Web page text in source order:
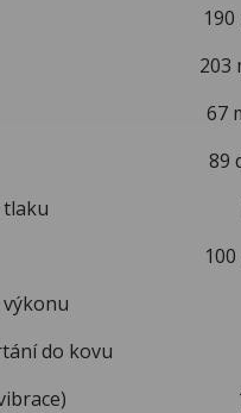
190
203
67
tlak 89
tlaku 3
100
výkonu 3
- vrtání do kovu <
K 1 (vibrace)